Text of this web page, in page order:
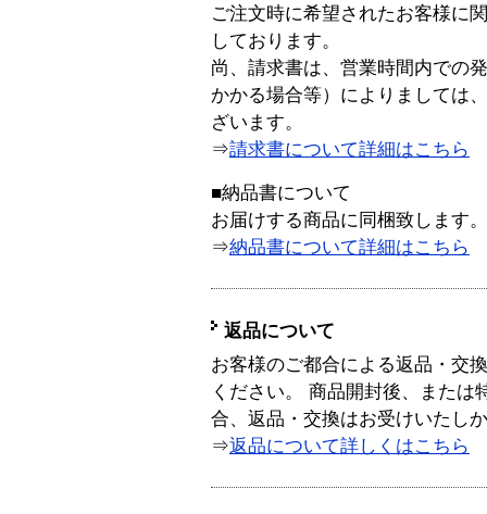
ご注文時に希望されたお客様に
しております。
尚、請求書は、営業時間内での
かかる場合等）によりましては
ざいます。
⇒請求書について詳細はこちら
■納品書について
お届けする商品に同梱致します。
⇒納品書について詳細はこちら
返品について
お客様のご都合による返品・交
ください。 商品開封後、または
合、返品・交換はお受けいたし
⇒返品について詳しくはこちら